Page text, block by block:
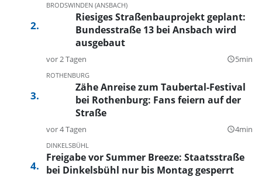
BRODSWINDEN (ANSBACH)
Riesiges Straßenbauprojekt geplant:
Bundesstraße 13 bei Ansbach wird
ausgebaut
vor 2 Tagen query_builder5min
ROTHENBURG
Zähe Anreise zum Taubertal-Festival
bei Rothenburg: Fans feiern auf der
Straße
vor 4 Tagen query_builder4min
DINKELSBÜHL
Freigabe vor Summer Breeze: Staatsstraße
bei Dinkelsbühl nur bis Montag gesperrt